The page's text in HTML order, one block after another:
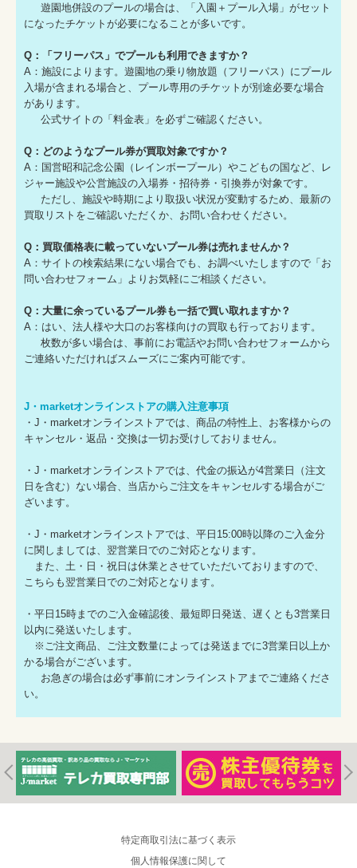
遊園地併設のプールの場合は、「入園＋プール入場」がセット
になったチケットが必要になることが多いです。
Q：「フリーパス」でプールも利用できますか？
A：施設によります。遊園地の乗り物放題（フリーパス）にプール
入場が含まれる場合と、プール専用のチケットが別途必要な場合
があります。
公式サイトの「料金表」を必ずご確認ください。
Q：どのようなプール券が買取対象ですか？
A：国営昭和記念公園（レインボープール）やこどもの国など、レ
ジャー施設や公営施設の入場券・招待券・引換券が対象です。
ただし、施設や時期により取扱い状況が変動するため、最新の
買取リストをご確認いただくか、お問い合わせください。
Q：買取価格表に載っていないプール券は売れませんか？
A：サイトの検索結果にない場合でも、お調べいたしますので「お
問い合わせフォーム」よりお気軽にご相談ください。
Q：大量に余っているプール券も一括で買い取れますか？
A：はい、法人様や大口のお客様向けの買取も行っております。
枚数が多い場合は、事前にお電話やお問い合わせフォームから
ご連絡いただければスムーズにご案内可能です。
J・marketオンラインストアの購入注意事項
・J・marketオンラインストアでは、商品の特性上、お客様からの
キャンセル・返品・交換は一切お受けしておりません。
・J・marketオンラインストアでは、代金の振込が4営業日（注文
日を含む）ない場合、当店からご注文をキャンセルする場合がご
ざいます。
・J・marketオンラインストアでは、平日15:00時以降のご入金分
に関しましては、翌営業日でのご対応となります。
また、土・日・祝日は休業とさせていただいておりますので、
こちらも翌営業日でのご対応となります。
・平日15時までのご入金確認後、最短即日発送、遅くとも3営業日
以内に発送いたします。
※ご注文商品、ご注文数量によっては発送までに3営業日以上か
かる場合がございます。
お急ぎの場合は必ず事前にオンラインストアまでご連絡くださ
い。
特定商取引法に基づく表示
個人情報保護に関して